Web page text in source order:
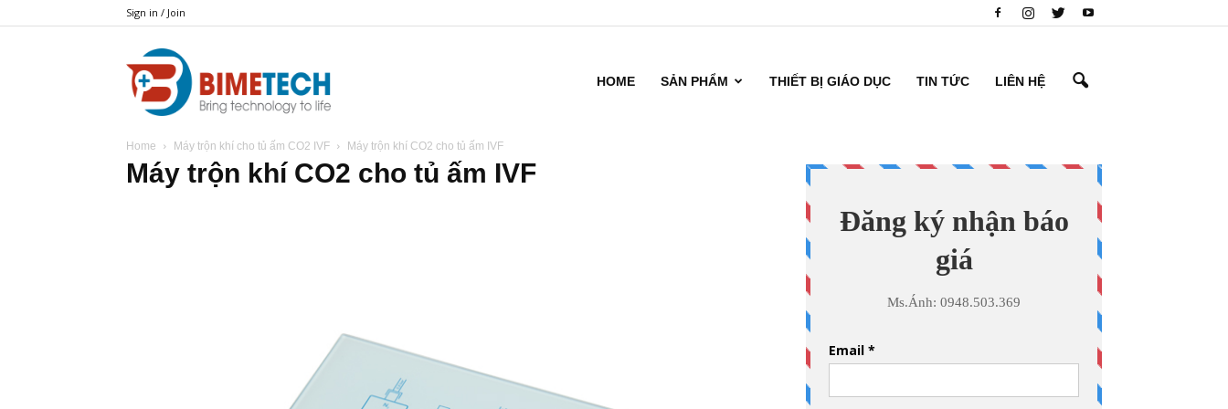
Sign in / Join
HOME SẢN PHẨM THIẾT BỊ GIÁO DỤC TIN TỨC LIÊN HỆ
Home Máy trộn khí cho tủ ấm CO2 IVF Máy trộn khí CO2 cho tủ ấm IVF
Máy trộn khí CO2 cho tủ ấm IVF